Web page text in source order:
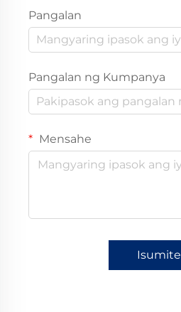
Pangalan
Pangalan ng Kumpanya
Mensahe
Isumite